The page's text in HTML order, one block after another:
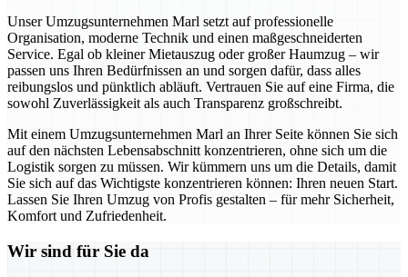
Unser Umzugsunternehmen Marl setzt auf professionelle
Organisation, moderne Technik und einen maßgeschneiderten
Service. Egal ob kleiner Mietauszug oder großer Haumzug – wir
passen uns Ihren Bedürfnissen an und sorgen dafür, dass alles
reibungslos und pünktlich abläuft. Vertrauen Sie auf eine Firma, die
sowohl Zuverlässigkeit als auch Transparenz großschreibt.
Mit einem Umzugsunternehmen Marl an Ihrer Seite können Sie sich
auf den nächsten Lebensabschnitt konzentrieren, ohne sich um die
Logistik sorgen zu müssen. Wir kümmern uns um die Details, damit
Sie sich auf das Wichtigste konzentrieren können: Ihren neuen Start.
Lassen Sie Ihren Umzug von Profis gestalten – für mehr Sicherheit,
Komfort und Zufriedenheit.
Wir sind für Sie da